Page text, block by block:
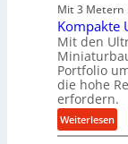
u
e
r
z
i
e
t
U
m
s
a
s
c
h
i
n
e
n
Mit 3 Metern
Kompakte
Mit den
Portfolio
die hohe
erfordern.
Weiterlesen:
K